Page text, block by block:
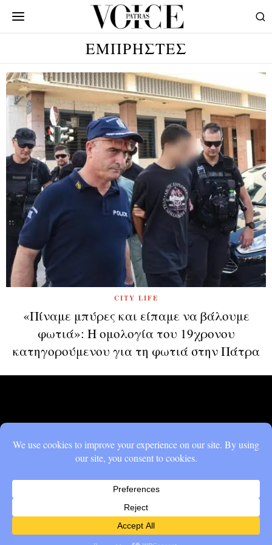
ΕΜΠΡΗΣΤΕΣ
CITY LIFE
«Πίναμε μπύρες και είπαμε να βάλουμε
φωτιά»: Η ομολογία του 19χρονου
κατηγορούμενου για τη φωτιά στην Πάτρα